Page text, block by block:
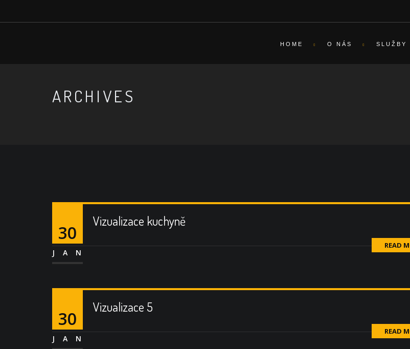
HOME O NÁS SLUŽBY
ARCHIVES
30
JAN
Vizualizace kuchyně
READ
30
JAN
Vizualizace 5
READ